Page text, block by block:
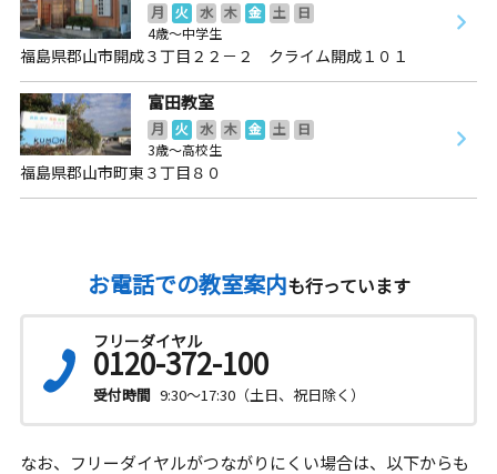
月 火 水 木 金 土
日
4歳～中学生
福島県郡山市開成３丁目２２－２ クライム開成１０１
富田教室
月 火 水 木 金 土
日
3歳～高校生
福島県郡山市町東３丁目８０
お電話での教室案内も行っています
フリーダイヤル
0120-372-100
受付時間 9:30～17:30（土日、祝日除く）
なお、フリーダイヤルがつながりにくい場合は、以下からも